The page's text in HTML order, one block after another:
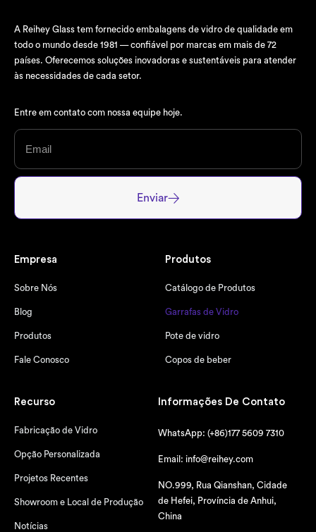
A Reihey Glass tem fornecido embalagens de vidro de qualidade em
todo o mundo desde 1981 — confiável por marcas em mais de 72
países. Oferecemos soluções inovadoras e sustentáveis para atender
às necessidades de cada setor.
Entre em contato com nossa equipe hoje.
Enviar
Empresa
Sobre Nós
Blog
Produtos
Fale Conosco
Produtos
Catálogo de Produtos
Garrafas de Vidro
Pote de vidro
Copos de beber
Recurso
Fabricação de Vidro
Opção Personalizada
Projetos Recentes
Showroom e Local de Produção
Notícias
Informações De Contato
WhatsApp: (+86)177 5609 7310
Email: info@reihey.com
NO.999, Rua Qianshan, Cidade
de Hefei, Província de Anhui,
China